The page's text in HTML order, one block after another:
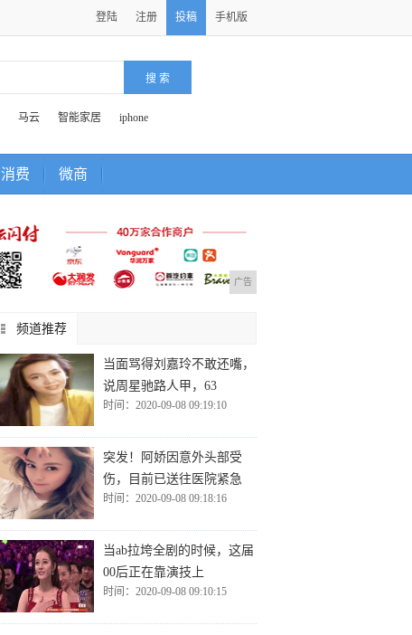
登陆 注册 投稿 手机版
马云 智能家居 iphone
消费 微商
广告
频道推荐
当面骂得刘嘉玲不敢还嘴，
说周星驰路人甲，63
时间：2020-09-08 09:19:10
突发！阿娇因意外头部受
伤，目前已送往医院紧急
时间：2020-09-08 09:18:16
当ab拉垮全剧的时候，这届
00后正在靠演技上
时间：2020-09-08 09:10:15